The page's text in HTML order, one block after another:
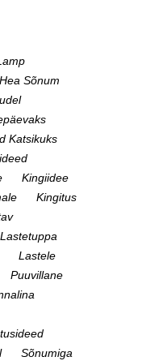
Hea Sõnum
Katsikuks
Kingiidee
Kingitus
Lastele
Puuvillane
Sõnumiga